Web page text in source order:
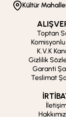
Kültür
Toptan
Komisyonlu
K.V.K
Gizlilik
Garanti
Teslimat